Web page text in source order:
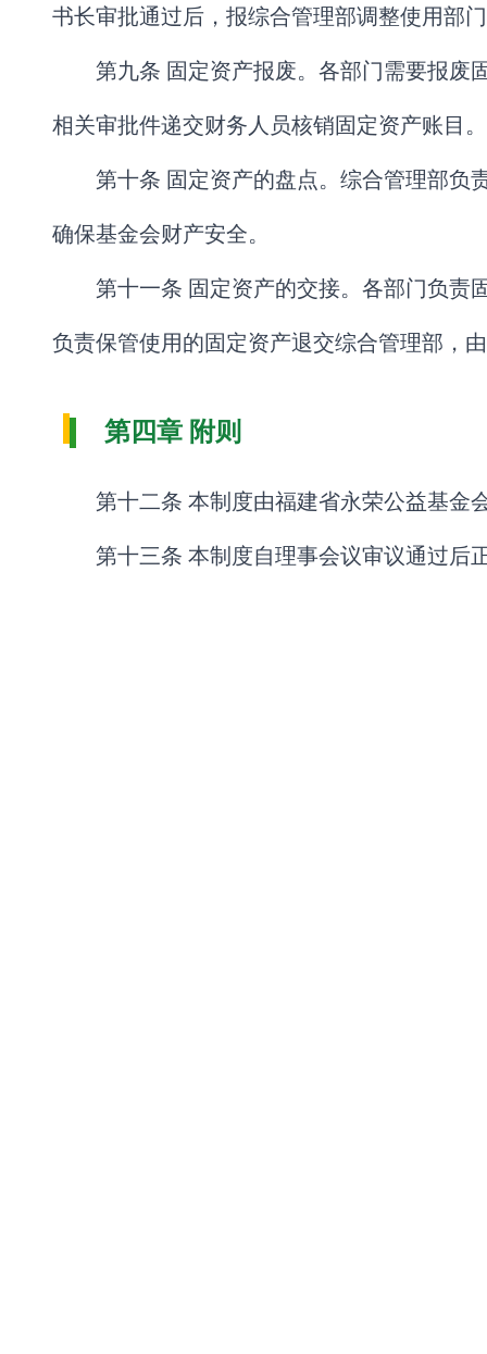
书长审批通过后，报综合管理部调整使用部
第九条 固定资产报废。各部门需要报废
相关审批件递交财务人员核销固定资产账目。
第十条 固定资产的盘点。综合管理部负
确保基金会财产安全。
第十一条 固定资产的交接。各部门负责
负责保管使用的固定资产退交综合管理部，
第四章 附则
第十二条 本制度由福建省永荣公益基金
第十三条 本制度自理事会议审议通过后